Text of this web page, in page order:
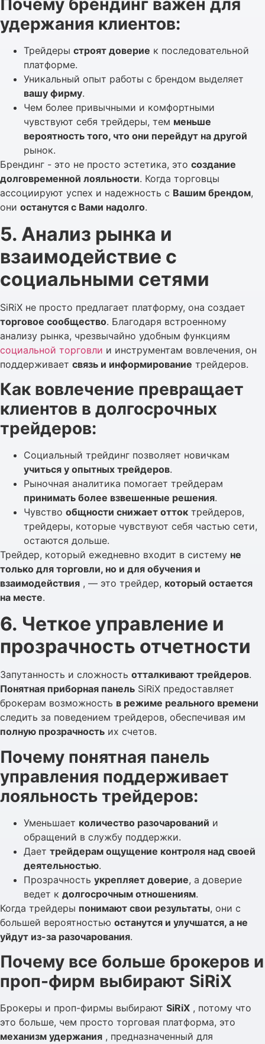
Почему брендинг важен для
удержания клиентов:
Трейдеры строят доверие к последовательной
платформе.
Уникальный опыт работы с брендом выделяет
вашу фирму.
Чем более привычными и комфортными
чувствуют себя трейдеры, тем меньше
вероятность того, что они перейдут на другой
рынок.
Брендинг - это не просто эстетика, это создание
долговременной лояльности. Когда торговцы
ассоциируют успех и надежность с Вашим брендом,
они останутся с Вами надолго.
5. Анализ рынка и
взаимодействие с
социальными сетями
SiRiX не просто предлагает платформу, она создает
торговое сообщество. Благодаря встроенному
анализу рынка, чрезвычайно удобным функциям
социальной торговли и инструментам вовлечения, он
поддерживает связь и информирование трейдеров.
Как вовлечение превращает
клиентов в долгосрочных
трейдеров:
Социальный трейдинг позволяет новичкам
учиться у опытных трейдеров.
Рыночная аналитика помогает трейдерам
принимать более взвешенные решения.
Чувство общности снижает отток трейдеров,
трейдеры, которые чувствуют себя частью сети,
остаются дольше.
Трейдер, который ежедневно входит в систему не
только для торговли, но и для обучения и
взаимодействия , — это трейдер, который остается
на месте.
6. Четкое управление и
прозрачность отчетности
Запутанность и сложность отталкивают трейдеров.
Понятная приборная панель SiRiX предоставляет
брокерам возможность в режиме реального времени
следить за поведением трейдеров, обеспечивая им
полную прозрачность их счетов.
Почему понятная панель
управления поддерживает
лояльность трейдеров:
Уменьшает количество разочарований и
обращений в службу поддержки.
Дает трейдерам ощущение контроля над своей
деятельностью.
Прозрачность укрепляет доверие, а доверие
ведет к долгосрочным отношениям.
Когда трейдеры понимают свои результаты, они с
большей вероятностью останутся и улучшатся, а не
уйдут из-за разочарования.
Почему все больше брокеров и
проп-фирм выбирают SiRiX
Брокеры и проп-фирмы выбирают SiRiX , потому что
это больше, чем просто торговая платформа, это
механизм удержания , предназначенный для